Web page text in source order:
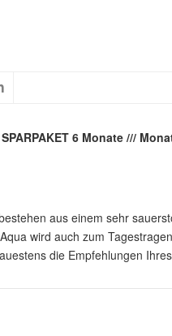
6 Monate ///
aus einem sehr
wird auch zum
die Empfehlungen